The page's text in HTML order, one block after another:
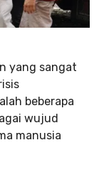
yang sangat
beberapa
wujud
manusia